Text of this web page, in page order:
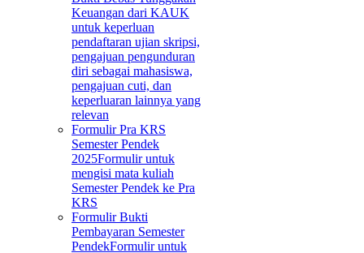
Keuangan dari KAUK
untuk keperluan
pendaftaran ujian skripsi,
pengajuan pengunduran
diri sebagai mahasiswa,
pengajuan cuti, dan
keperluaran lainnya yang
relevan
Formulir Pra KRS
Semester Pendek
2025Formulir untuk
mengisi mata kuliah
Semester Pendek ke Pra
KRS
Formulir Bukti
Pembayaran Semester
PendekFormulir untuk